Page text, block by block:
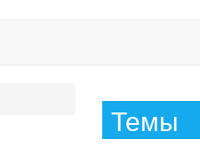
Темы